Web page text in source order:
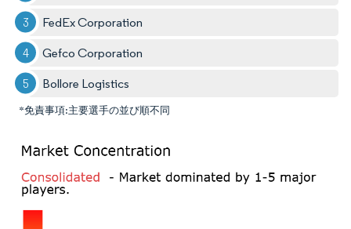
FedEx Corporation
Gefco Corporation
Bollore Logistics
*免責事項:主要選手の並び順不同